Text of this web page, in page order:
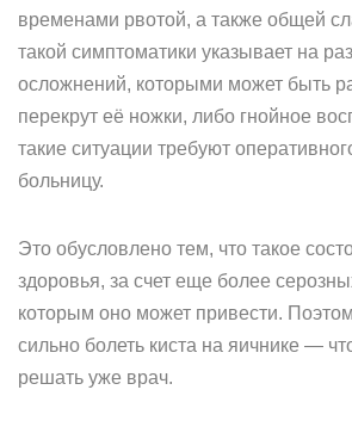
временами рвотой, а также общей
такой симптоматики указывает на
осложнений, которыми может быть
перекрут её ножки, либо гнойное
такие ситуации требуют
больницу.
Это обусловлено тем, что такое
здоровья, за счет еще более
которым оно может привести.
сильно болеть киста на яичнике —
решать уже врач.